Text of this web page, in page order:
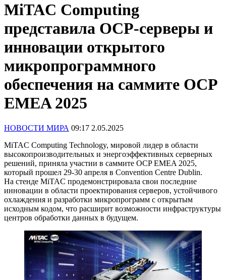
MiTAC Computing
представила OCP-серверы и
инновации открытого
микропрограммного
обеспечения на саммите OCP
EMEA 2025
НОВОСТИ МИРА 09:17 2.05.2025
MiTAC Computing Technology, мировой лидер в области
высокопроизводительных и энергоэффективных серверных
решений, приняла участии в саммите OCP EMEA 2025,
который прошел 29-30 апреля в Convention Centre Dublin.
На стенде MiTAC продемонстрировала свои последние
инновации в области проектирования серверов, устойчивого
охлаждения и разработки микропрограмм с открытым
исходным кодом, что расширит возможности инфраструктуры
центров обработки данных в будущем.